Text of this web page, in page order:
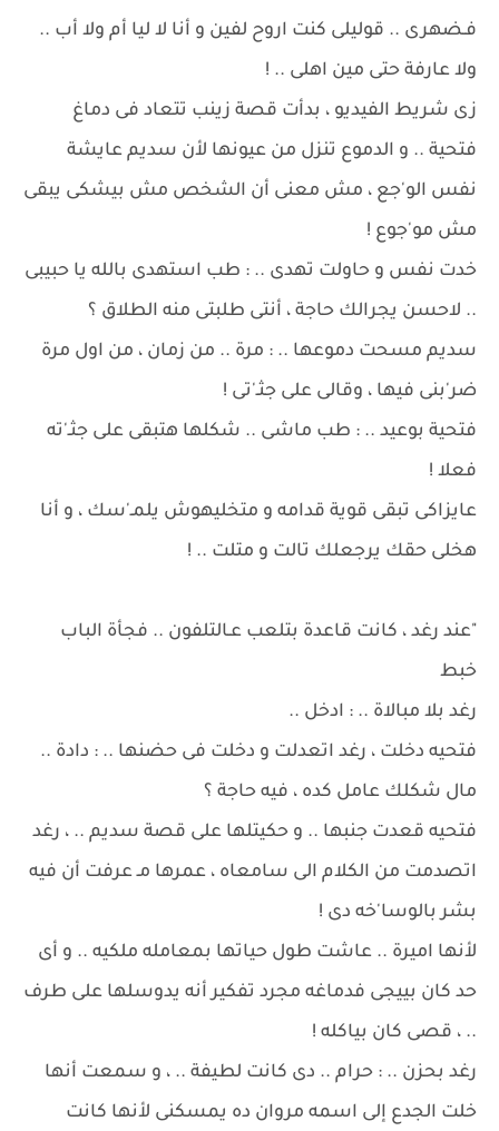
فـضهرى .. قوليلى كنت اروح لفين و أنا لا ليا أم ولا أب ..
ولا عارفة حتى مين اهلى .. !
زى شريط الفيديو ، بدأت قصة زينب تتعاد فى دماغ
فتحية .. و الدموع تنزل من عيونها لأن سديم عايشة
نفس الو'جع ، مش معنى أن الشخص مش بيشكى يبقى
مش مو'جوع !
خدت نفس و حاولت تهدى .. : طب استهدى بالله يا حبيبى
.. لاحسن يجرالك حاجة ، أنتى طلبتى منه الطلاق ؟
سديم مسحت دموعها .. : مرة .. من زمان ، من اول مرة
ضر'بنى فيها ، وقالى على جثـ'تى !
فتحية بوعيد .. : طب ماشى .. شكلها هتبقى على جثـ'ته
فعلا !
عايزاكى تبقى قوية قدامه و متخليهوش يلمـ'سك ، و أنا
هخلى حقك يرجعلك تالت و متلت .. !
"عند رغد ، كانت قاعدة بتلعب عـالتلفون .. فجأة الباب
خبط
رغد بلا مبالاة .. : ادخل ..
فتحيه دخلت ، رغد اتعدلت و دخلت فى حضنها .. : دادة ..
مال شكلك عامل كده ، فيه حاجة ؟
فتحيه قعدت جنبها .. و حكيتلها على قصة سديم .. ، رغد
اتصدمت من الكلام الى سامعاه ، عمرها مـ عرفت أن فيه
بشر بالوسا'خه دى !
لأنها اميرة .. عاشت طول حياتها بمعامله ملكيه .. و أى
حد كان بييجى فدماغه مجرد تفكير أنه يدوسلها على طرف
.. ، قصى كان بياكله !
رغد بحزن .. : حرام .. دى كانت لطيفة .. ، و سمعت أنها
خلت الجدع إلى اسمه مروان ده يمسكنى لأنها كانت